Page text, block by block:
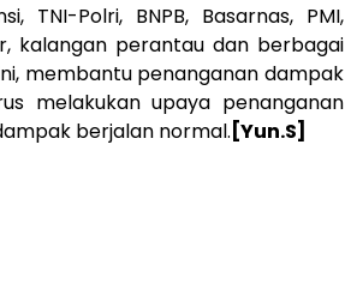
TNI-Polri, BNPB, Basarnas, PMI,
kalangan perantau dan berbagai
membantu penanganan dampak
melakukan upaya penanganan
berjalan normal. [Yun.S]